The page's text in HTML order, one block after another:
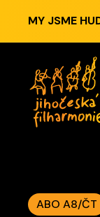
MY JSME
ABO A8/ČT